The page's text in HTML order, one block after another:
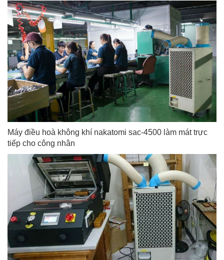
Máy điều hoà không khí nakatomi sac-4500 làm mát trực
tiếp cho công nhân